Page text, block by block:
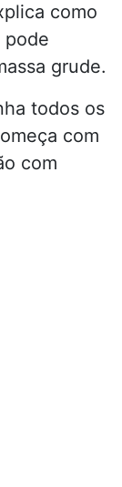
como
pode
grude.
todos os
com
com